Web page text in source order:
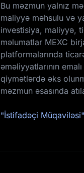
Bu məzmun yalnız
maliyyə məhsulu və
investisiya, maliyyə,
məlumatlar MEXC
platformalarında
əməliyyatlarının
qiymətlərdə əks
məzmun əsasında
"İstifadəçi Müqaviləsi"